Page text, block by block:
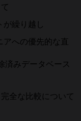
が繰り越し
への優先的な直
済みデータベース
全な比較について